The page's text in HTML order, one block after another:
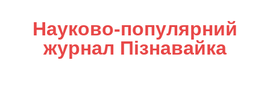
Науково-популярний
журнал Пізнавайка